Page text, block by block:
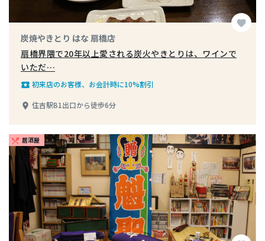
favorite
炭焼やきとり はな 扇橋店
扇橋界隈で20年以上愛される炭火やきとりは、ワインで
いただ…
local_play 初来店のお客様、お会計時に10%割引
place 住吉駅B1出口から徒歩6分
restaurant_menu 居酒屋